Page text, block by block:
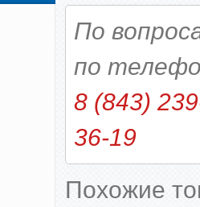
По
по
8 (843)
36-19
Похожие